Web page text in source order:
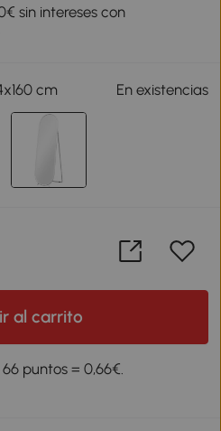
sin intereses con
cm En existencias
al carrito
puntos = 0,66€.